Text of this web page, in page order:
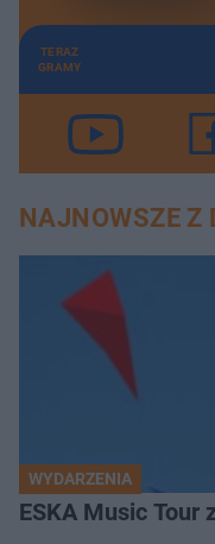
TERAZ
GRAMY
NAJNOWSZE Z
WYDARZENIA
ESKA Music